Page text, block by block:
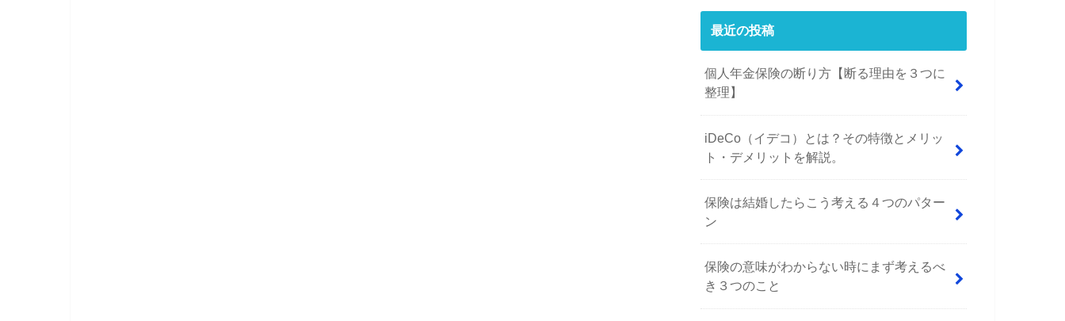
最近の投稿
個人年金保険の断り方【断る理由を３つに
整理】
iDeCo（イデコ）とは？その特徴とメリッ
ト・デメリットを解説。
保険は結婚したらこう考える４つのパター
ン
保険の意味がわからない時にまず考えるべ
き３つのこと